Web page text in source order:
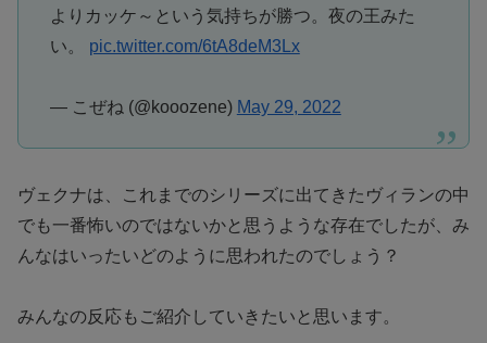
よりカッケ～という気持ちが勝つ。夜の王みた
い。 pic.twitter.com/6tA8deM3Lx
— こぜね (@kooozene) May 29, 2022
ヴェクナは、これまでのシリーズに出てきたヴィランの中
でも一番怖いのではないかと思うような存在でしたが、み
んなはいったいどのように思われたのでしょう？
みんなの反応もご紹介していきたいと思います。